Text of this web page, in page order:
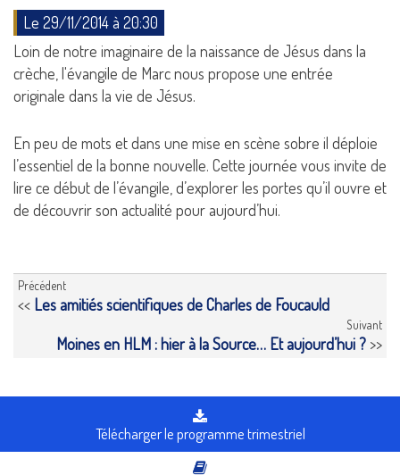
Le 29/11/2014 à 20:30
Loin de notre imaginaire de la naissance de Jésus dans la
crèche, l'évangile de Marc nous propose une entrée
originale dans la vie de Jésus.
En peu de mots et dans une mise en scène sobre il déploie
l’essentiel de la bonne nouvelle. Cette journée vous invite de
lire ce début de l’évangile, d’explorer les portes qu’il ouvre et
de découvrir son actualité pour aujourd’hui.
Précédent
<< Les amitiés scientifiques de Charles de Foucauld
Suivant
Moines en HLM : hier à la Source… Et aujourd’hui ? >>
Télécharger le programme trimestriel